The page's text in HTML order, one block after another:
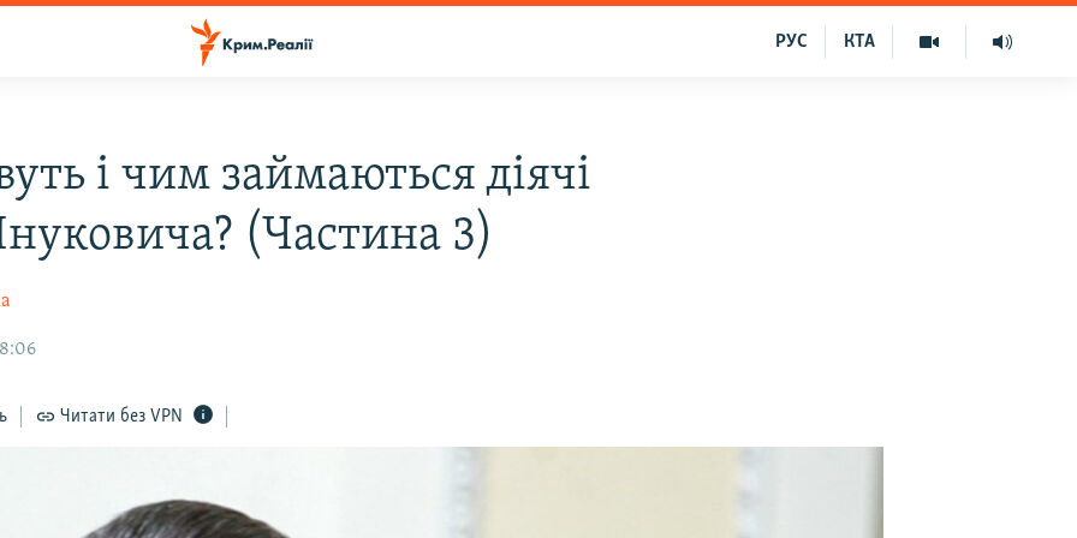
КТА
РУС
і чим займаються діячі
(Частина 3)
Читати без VPN